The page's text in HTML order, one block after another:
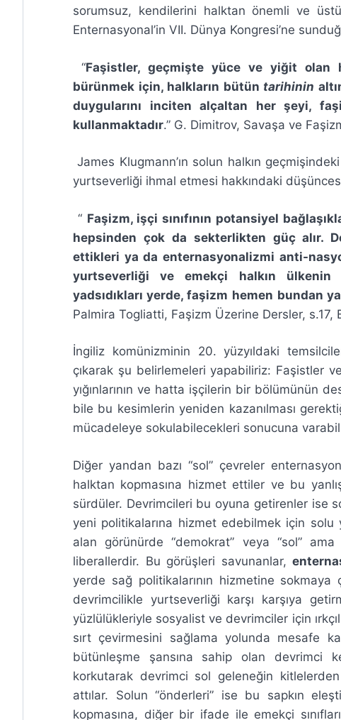
sorumsuz, kendilerini halktan önemli ve
Enternasyonal’in VII. Dünya Kongresi’ne
“Faşistler, geçmişte yüce ve yiğit olan
bürünmek için, halkların bütün tarihinin
duygularını inciten alçaltan her şeyi,
kullanmaktadır.” G. Dimitrov, Savaşa ve
James Klugmann’ın solun halkın
yurtseverliği ihmal etmesi hakkındaki düşüncesi
“ Faşizm, işçi sınıfının potansiyel
hepsinden çok da sekterlikten güç alır.
ettikleri ya da enternasyonalizmi anti-
yurtseverliği ve emekçi halkın ülkenin
yadsıdıkları yerde, faşizm hemen bundan
Palmira Togliatti, Faşizm Üzerine Dersler, s.17,
İngiliz komünizminin 20. yüzyıldaki
çıkarak şu belirlemeleri yapabiliriz: Faşistler
yığınlarının ve hatta işçilerin bir bölümünün
bile bu kesimlerin yeniden kazanılması
mücadeleye sokulabilecekleri sonucuna
Diğer yandan bazı “sol” çevreler
halktan kopmasına hizmet ettiler ve bu
sürdüler. Devrimcileri bu oyuna getirenler ise
yeni politikalarına hizmet edebilmek için solu
alan görünürde “demokrat” veya “sol”
liberallerdir. Bu görüşleri savunanlar,
yerde sağ politikalarının hizmetine sokmaya
devrimcilikle yurtseverliği karşı karşıya
yüzlülükleriyle sosyalist ve devrimciler için
sırt çevirmesini sağlama yolunda mesafe
bütünleşme şansına sahip olan devrimci
korkutarak devrimci sol geleneğin
attılar. Solun “önderleri” ise bu sapkın
kopmasına, diğer bir ifade ile emekçi